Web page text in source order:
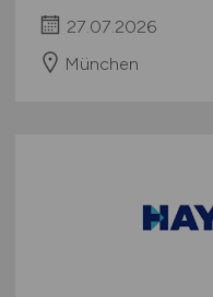
27.07.2026
München